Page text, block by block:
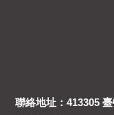
聯絡地址：413305